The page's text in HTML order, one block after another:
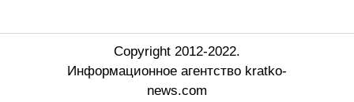
Copyright 2012-2022.
Информационное агентство kratko-
news.com